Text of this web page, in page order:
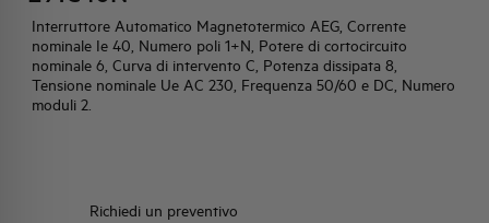
Interruttore Automatico Magnetotermico AEG, Corrente
nominale Ie 40, Numero poli 1+N, Potere di cortocircuito
nominale 6, Curva di intervento C, Potenza dissipata 8,
Tensione nominale Ue AC 230, Frequenza 50/60 e DC, Numero
moduli 2.
Richiedi un preventivo